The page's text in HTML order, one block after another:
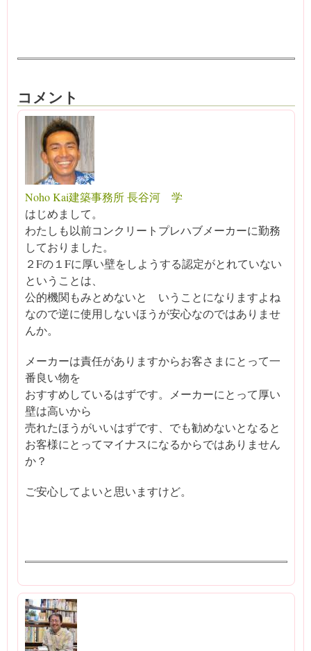
コメント
Noho Kai建築事務所 長谷河 学
はじめまして。
わたしも以前コンクリートプレハブメーカーに勤務
しておりました。
２Fの１Fに厚い壁をしようする認定がとれていない
ということは、
公的機関もみとめないと いうことになりますよね
なので逆に使用しないほうが安心なのではありませ
んか。
メーカーは責任がありますからお客さまにとって一
番良い物を
おすすめしているはずです。メーカーにとって厚い
壁は高いから
売れたほうがいいはずです、でも勧めないとなると
お客様にとってマイナスになるからではありません
か？
ご安心してよいと思いますけど。